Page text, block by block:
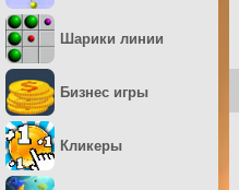
Шарики линии
Бизнес игры
Кликеры